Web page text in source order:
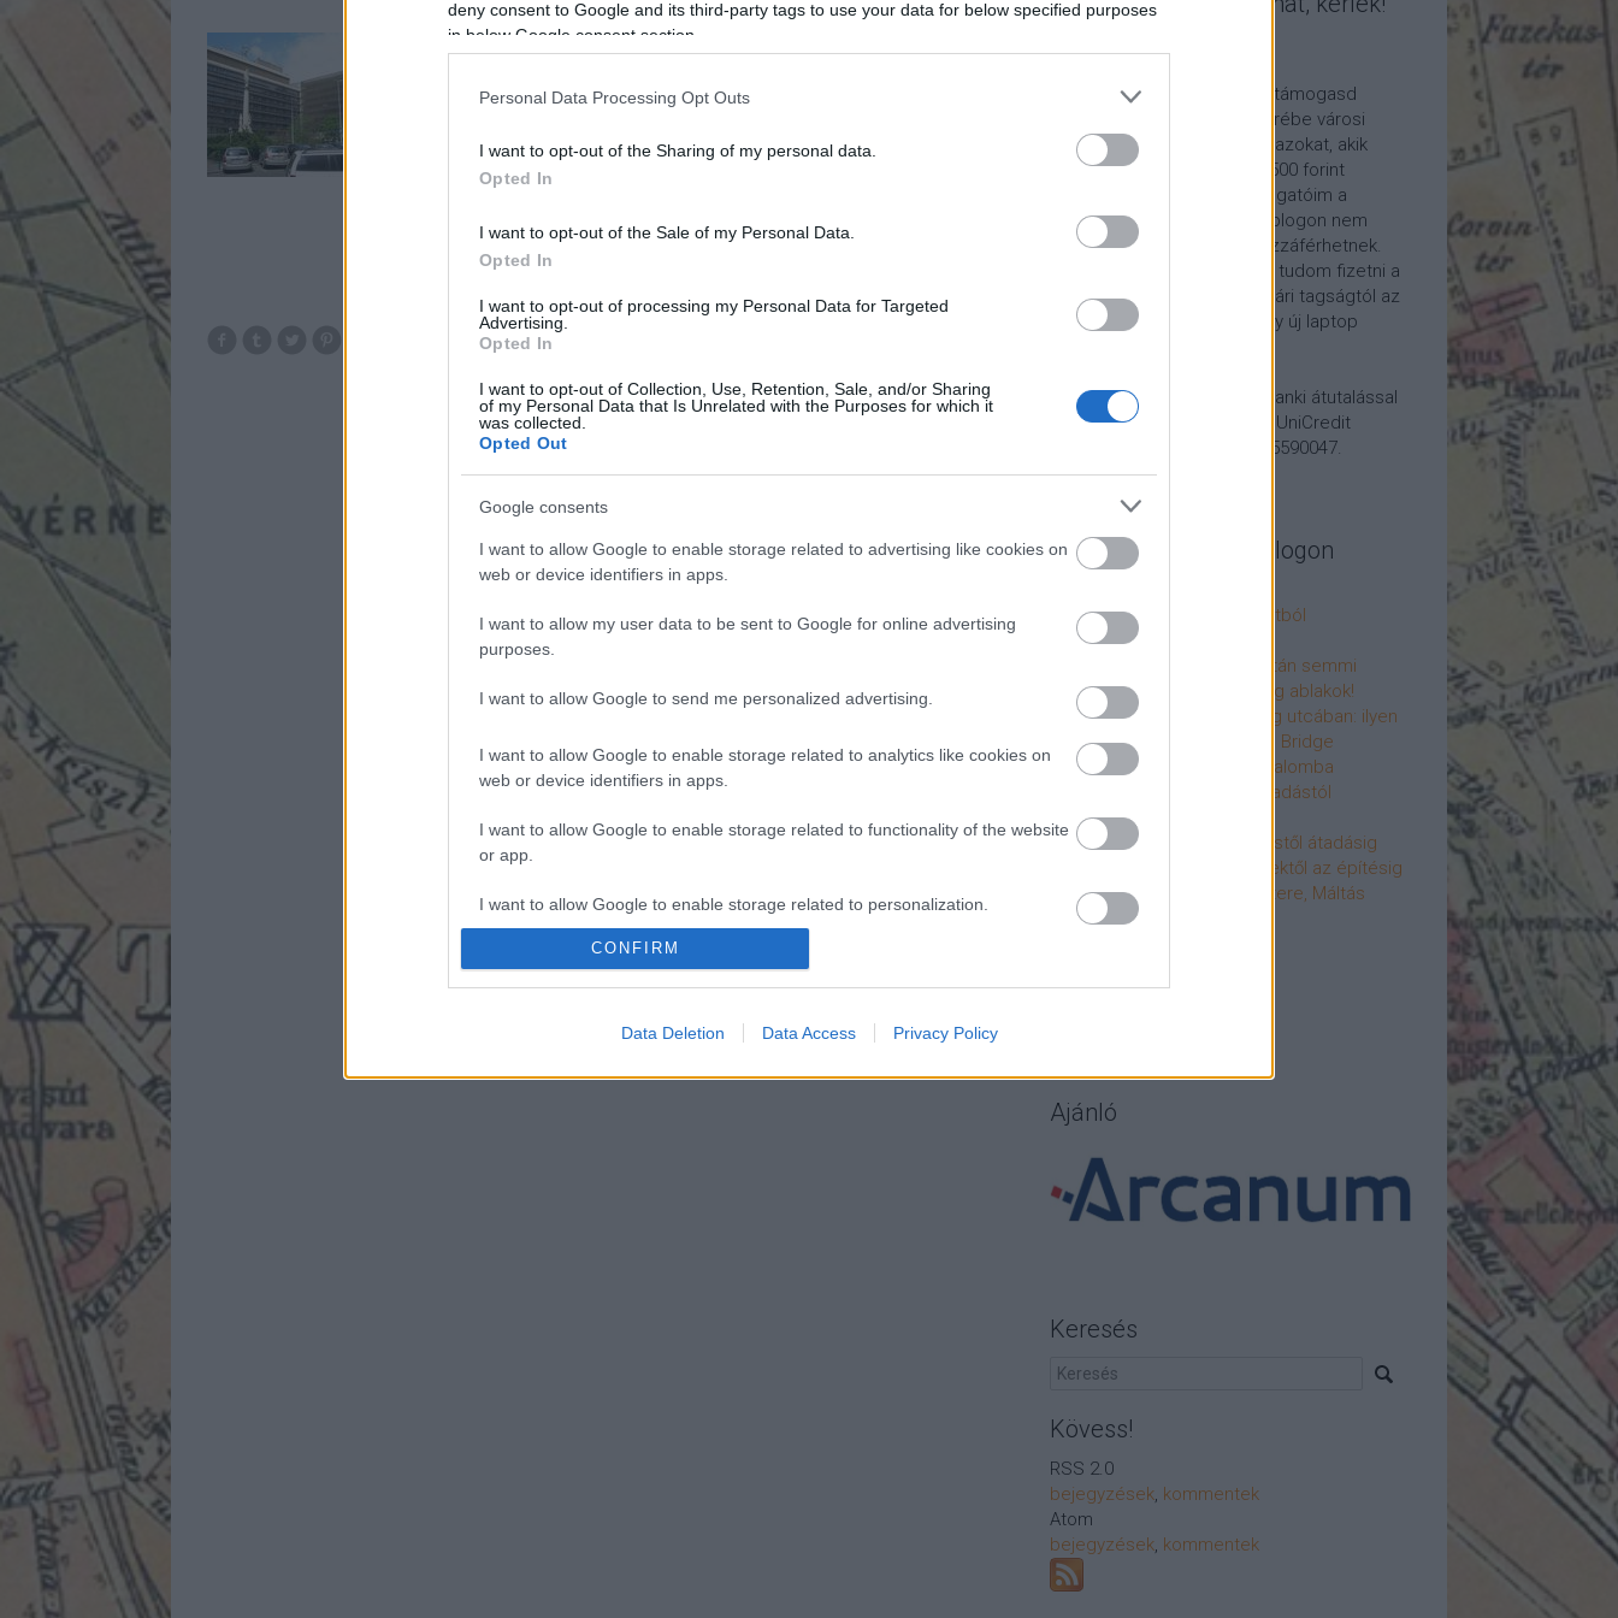
deny consent to Google and its third-party tags to use your data for below specified purposes
in below Google consent section.
Personal Data Processing Opt Outs
I want to opt-out of the Sharing of my personal data.
Opted In
I want to opt-out of the Sale of my Personal Data.
Opted In
I want to opt-out of processing my Personal Data for Targeted
Advertising.
Opted In
I want to opt-out of Collection, Use, Retention, Sale, and/or Sharing
of my Personal Data that Is Unrelated with the Purposes for which it
was collected.
Opted Out
Google consents
I want to allow Google to enable storage related to advertising like cookies on
web or device identifiers in apps.
I want to allow my user data to be sent to Google for online advertising
purposes.
I want to allow Google to send me personalized advertising.
I want to allow Google to enable storage related to analytics like cookies on
web or device identifiers in apps.
I want to allow Google to enable storage related to functionality of the website
or app.
I want to allow Google to enable storage related to personalization.
authentication functionality and fraud prevention, and other user protection.
CONFIRM
Data Deletion Data Access Privacy Policy
meglehetősen lepukkant állapotú komplexuma helyére, az ORCO
Ha tetszik a blogom, kérlek támogasd
munkámat anyagilag is! Cserébe városi
sétára hívom meg időnként azokat, akik
legalább havi 5 euró vagy 2500 forint
támogatást küldenek. Támogatóim a
Patreon.com-on exkluzív, a blogon nem
elérhető tartalmakhoz is hozzáférhetnek.
Támogatásod segítségével tudom fizetni a
munkám költségeit a könyvtári tagságtól az
Arcanum előfizetésen át egy új laptop
Támogatásodat egyszerű banki átutalással
is megteheted: Papp Géza, UniCredit
Bank, 10918001-00000022-65590047.
Közlemény: Fővárosi Blog
A legújabb cikkek a blogon
Egy fogorvosi rendelő a múltból
Bush a 4-es metrón
HÉV: tervezik, megígérik, aztán semmi
És újjászülettek az ólomüveg ablakok!
Meghökkentő terek a Mérleg utcában: ilyen
lett a Mamaison Hotel Chain Bridge
Új élet költözött a Hengermalomba
A Váralagút története: az átadástól
napjainkig
A Váralagút története: építéstől átadásig
A Váralagút története: ötletektől az építésig
A romantika elfeledett mestere, Máltás
Hugó
Ajánló
Keresés
Kövess!
RSS 2.0
bejegyzések, kommentek
Atom
bejegyzések, kommentek